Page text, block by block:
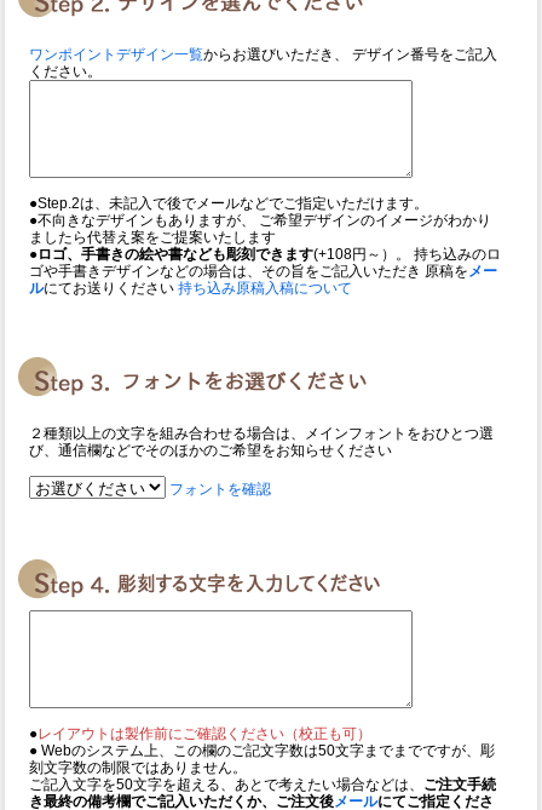
ワンポイントデザイン一覧からお選びいただき、 デザイン番号をご記入
ください。
●Step.2は、未記入で後でメールなどでご指定いただけます。
●不向きなデザインもありますが、 ご希望デザインのイメージがわかり
ましたら代替え案をご提案いたします
●ロゴ、手書きの絵や書なども彫刻できます(+108円～）。 持ち込みのロ
ゴや手書きデザインなどの場合は、その旨をご記入いただき 原稿を メー
ルにてお送りください 持ち込み原稿入稿について
２種類以上の文字を組み合わせる場合は、メインフォントをおひとつ選
び、通信欄などでそのほかのご希望をお知らせください
フォントを確認
●レイアウトは製作前にご確認ください（校正も可）
● Webのシステム上、この欄のご記文字数は50文字までまでですが、彫
刻文字数の制限ではありません。
ご記入文字を50文字を超える、あとで考えたい場合などは、 ご注文手続
き最終の備考欄でご記入いただくか、ご注文後メールにてご指定くださ